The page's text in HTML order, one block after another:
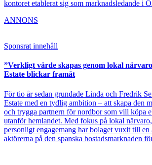
kontoret etablerat sig som marknadsledande i
ANNONS
Sponsrat innehåll
”Verkligt värde skapas genom lokal
Estate blickar framåt
För tio år sedan grundade Linda och Fredrik
Estate med en tydlig ambition – att skapa den
och trygga partnern för nordbor som vill köpa
utanför hemlandet. Med fokus på lokal
personligt engagemang har bolaget vuxit till en
aktörerna på den spanska bostadsmarknaden